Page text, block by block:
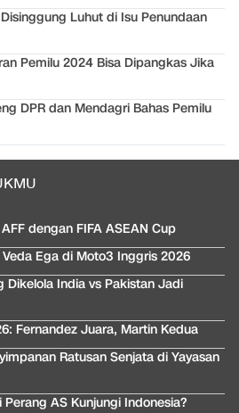
Luhut di Isu Penundaan
Pemilu 2024 Bisa Dipangkas Jika
DPR dan Mendagri Bahas Pemilu
dengan FIFA ASEAN Cup
Ega di Moto3 Inggris 2026
Dikelola India vs Pakistan Jadi
Fernandez Juara, Martin Kedua
Ratusan Senjata di Yayasan
AS Kunjungi Indonesia?